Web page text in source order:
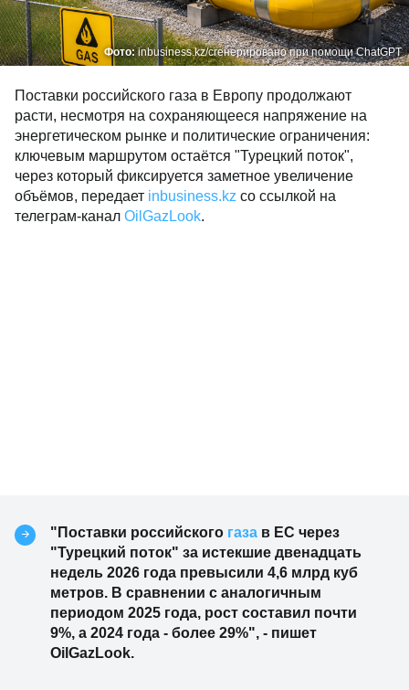
Фото:inbusiness.kz/сгенерировано при помощи ChatGPT
Поставки российского газа в Европу продолжают
расти, несмотря на сохраняющееся напряжение на
энергетическом рынке и политические ограничения:
ключевым маршрутом остаётся "Турецкий поток",
через который фиксируется заметное увеличение
объёмов, передает inbusiness.kz со ссылкой на
телеграм-канал OilGazLook.
"Поставки российского газа в ЕС через
"Турецкий поток" за истекшие двенадцать
недель 2026 года превысили 4,6 млрд куб
метров. В сравнении с аналогичным
периодом 2025 года, рост составил почти
9%, а 2024 года - более 29%", - пишет
OilGazLook.